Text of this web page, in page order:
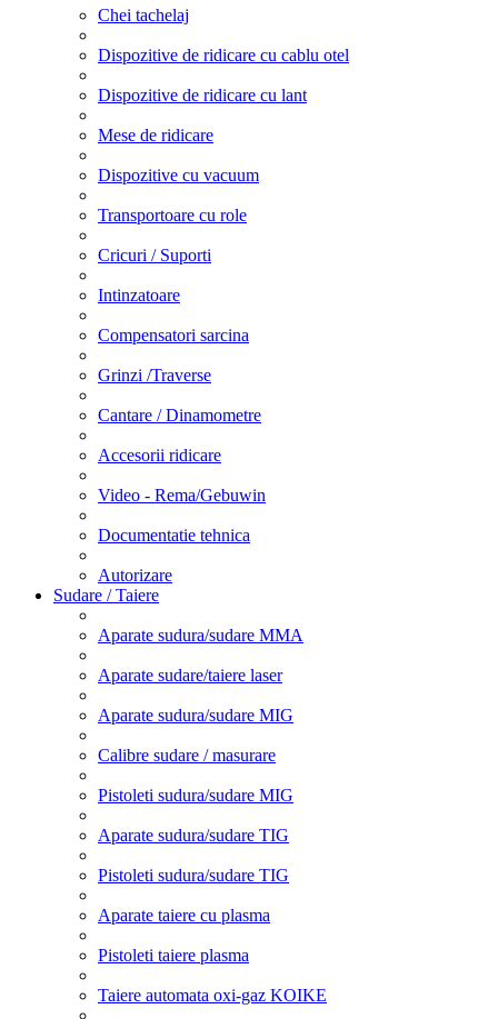
Chei tachelaj
Dispozitive de ridicare cu cablu otel
Dispozitive de ridicare cu lant
Mese de ridicare
Dispozitive cu vacuum
Transportoare cu role
Cricuri / Suporti
Intinzatoare
Compensatori sarcina
Grinzi /Traverse
Cantare / Dinamometre
Accesorii ridicare
Video - Rema/Gebuwin
Documentatie tehnica
Autorizare
Sudare / Taiere
Aparate sudura/sudare MMA
Aparate sudare/taiere laser
Aparate sudura/sudare MIG
Calibre sudare / masurare
Pistoleti sudura/sudare MIG
Aparate sudura/sudare TIG
Pistoleti sudura/sudare TIG
Aparate taiere cu plasma
Pistoleti taiere plasma
Taiere automata oxi-gaz KOIKE